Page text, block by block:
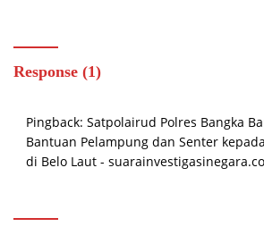
Response (1)
Pingback: Satpolairud Polres Bangka
Bantuan Pelampung dan Senter
di Belo Laut -